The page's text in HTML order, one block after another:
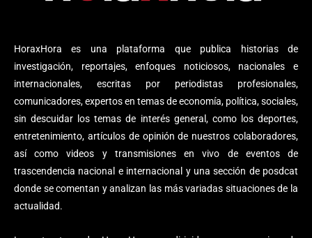
HoraxHora es una plataforma que publica historias de
investigación, reportajes, enfoques noticiosos, nacionales e
internacionales, escritas por periodistas profesionales,
comunicadores, expertos en temas de economía, política, sociales,
sin descuidar los temas de interés general, como los deportes,
entretenimiento, artículos de opinión de nuestros colaboradores,
así como videos y transmisiones en vivo de eventos de
trascendencia nacional e internacional y una sección de posdcat
donde se comentan y analizan las más variadas situaciones de la
actualidad.